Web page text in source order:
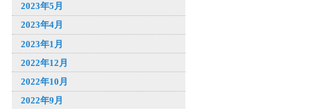
2023年5月
2023年4月
2023年1月
2022年12月
2022年10月
2022年9月